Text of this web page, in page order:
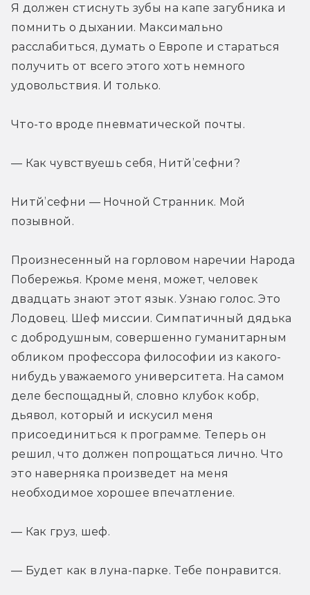
Я должен стиснуть зубы на капе загубника и
помнить о дыхании. Максимально
расслабиться, думать о Европе и стараться
получить от всего этого хоть немного
удовольствия. И только.
Что-то вроде пневматической почты.
— Как чувствуешь себя, Нитй’сефни?
Нитй’сефни — Ночной Странник. Мой
позывной.
Произнесенный на горловом наречии Народа
Побережья. Кроме меня, может, человек
двадцать знают этот язык. Узнаю голос. Это
Лодовец. Шеф миссии. Симпатичный дядька
с добродушным, совершенно гуманитарным
обликом профессора философии из какого-
нибудь уважаемого университета. На самом
деле беспощадный, словно клубок кобр,
дьявол, который и искусил меня
присоединиться к программе. Теперь он
решил, что должен попрощаться лично. Что
это наверняка произведет на меня
необходимое хорошее впечатление.
— Как груз, шеф.
— Будет как в луна-парке. Тебе понравится.